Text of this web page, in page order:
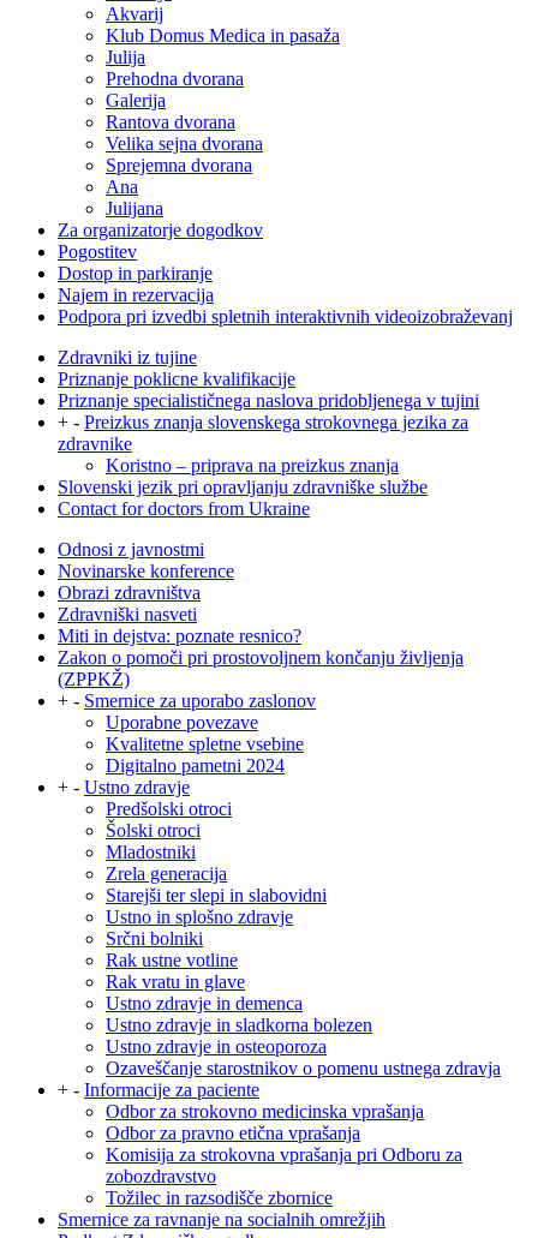
Akvarij
Klub Domus Medica in pasaža
Julija
Prehodna dvorana
Galerija
Rantova dvorana
Velika sejna dvorana
Sprejemna dvorana
Ana
Julijana
Za organizatorje dogodkov
Pogostitev
Dostop in parkiranje
Najem in rezervacija
Podpora pri izvedbi spletnih interaktivnih videoizobraževanj
Zdravniki iz tujine
Priznanje poklicne kvalifikacije
Priznanje specialističnega naslova pridobljenega v tujini
+ - Preizkus znanja slovenskega strokovnega jezika za
zdravnike
Koristno – priprava na preizkus znanja
Slovenski jezik pri opravljanju zdravniške službe
Contact for doctors from Ukraine
Odnosi z javnostmi
Novinarske konference
Obrazi zdravništva
Zdravniški nasveti
Miti in dejstva: poznate resnico?
Zakon o pomoči pri prostovoljnem končanju življenja
(ZPPKŽ)
+ - Smernice za uporabo zaslonov
Uporabne povezave
Kvalitetne spletne vsebine
Digitalno pametni 2024
+ - Ustno zdravje
Predšolski otroci
Šolski otroci
Mladostniki
Zrela generacija
Starejši ter slepi in slabovidni
Ustno in splošno zdravje
Srčni bolniki
Rak ustne votline
Rak vratu in glave
Ustno zdravje in demenca
Ustno zdravje in sladkorna bolezen
Ustno zdravje in osteoporoza
Ozaveščanje starostnikov o pomenu ustnega zdravja
+ - Informacije za paciente
Odbor za strokovno medicinska vprašanja
Odbor za pravno etična vprašanja
Komisija za strokovna vprašanja pri Odboru za
zobozdravstvo
Tožilec in razsodišče zbornice
Smernice za ravnanje na socialnih omrežjih